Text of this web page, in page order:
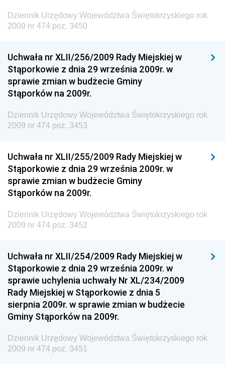
Dziennik Urzędowy Ministra Rozwoju, Pracy i
Dziennik Urzędowy Ministra Kultury, Dziedzictwa
Narodowego i Sportu
Dziennik Urzędowy Ministra Rodziny i Polityki
Społecznej
Dziennik Urzędowy Komendy Głównej Straży
Granicznej
Drogowego
Dziennik Urzędowy Narodowego Banku Polskiego
Dziennik Urzędowy Komendy Głównej Policji
Społecznej
Dziennik Urzędowy Ministra Rozwoju i Technologii
Dziennik Urzędowy Ministra Spraw Zagranicznych
Dziennik Urzędowy Centralnego Biura
Antykorupcyjnego
Wewnętrznego
Dziennik Urzędowy Urzędu Patentowego
Dziennik Urzędowy Województwa Świętokrzyskiego rok
2009 nr 474 poz. 3450
Uchwała nr XLII/256/2009 Rady Miejskiej w
Stąporkowie z dnia 29 września 2009r. w
sprawie zmian w budżecie Gminy
Stąporków na 2009r.
Dziennik Urzędowy Województwa Świętokrzyskiego rok
2009 nr 474 poz. 3453
Uchwała nr XLII/255/2009 Rady Miejskiej w
Stąporkowie z dnia 29 września 2009r. w
sprawie zmian w budżecie Gminy
Stąporków na 2009r.
Dziennik Urzędowy Województwa Świętokrzyskiego rok
2009 nr 474 poz. 3452
Uchwała nr XLII/254/2009 Rady Miejskiej w
Stąporkowie z dnia 29 września 2009r. w
sprawie uchylenia uchwały Nr XL/234/2009
Rady Miejskiej w Stąporkowie z dnia 5
sierpnia 2009r. w sprawie zmian w budżecie
Gminy Stąporków na 2009r.
Dziennik Urzędowy Województwa Świętokrzyskiego rok
2009 nr 474 poz. 3451